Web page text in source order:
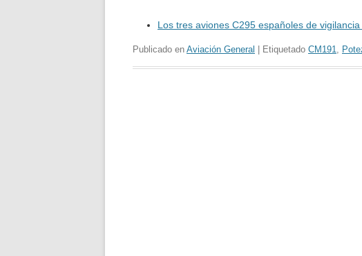
Los tres aviones C295 españoles de
Publicado en Aviación General | Etiquetado CM191